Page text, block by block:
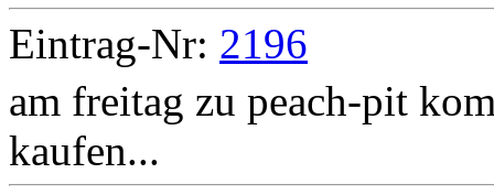
Eintrag-Nr: 2196
am freitag zu peach-pit
kaufen...